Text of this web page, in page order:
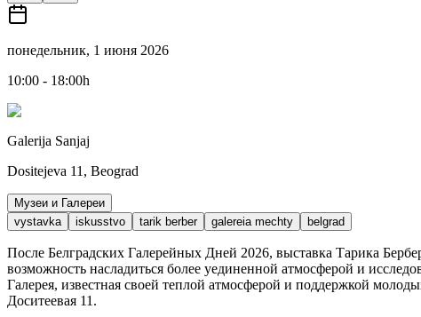
понедельник, 1 июня 2026
10:00 - 18:00h
Galerija Sanjaj
Dositejeva 11, Beograd
Музеи и Галереи
vystavka
iskusstvo tarik berber galereia mechty belgrad
После Белградских Галерейных Дней 2026, выставка Тарика
возможность насладиться более уединенной атмосферой и
Галерея, известная своей теплой атмосферой и поддержкой
Доситеевая 11.